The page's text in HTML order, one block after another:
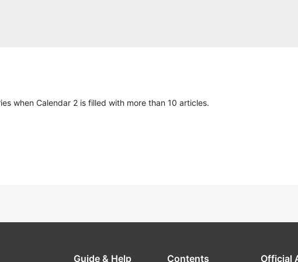
when Calendar 2 is filled with more than 10 articles.
Guide & Help Contents Official